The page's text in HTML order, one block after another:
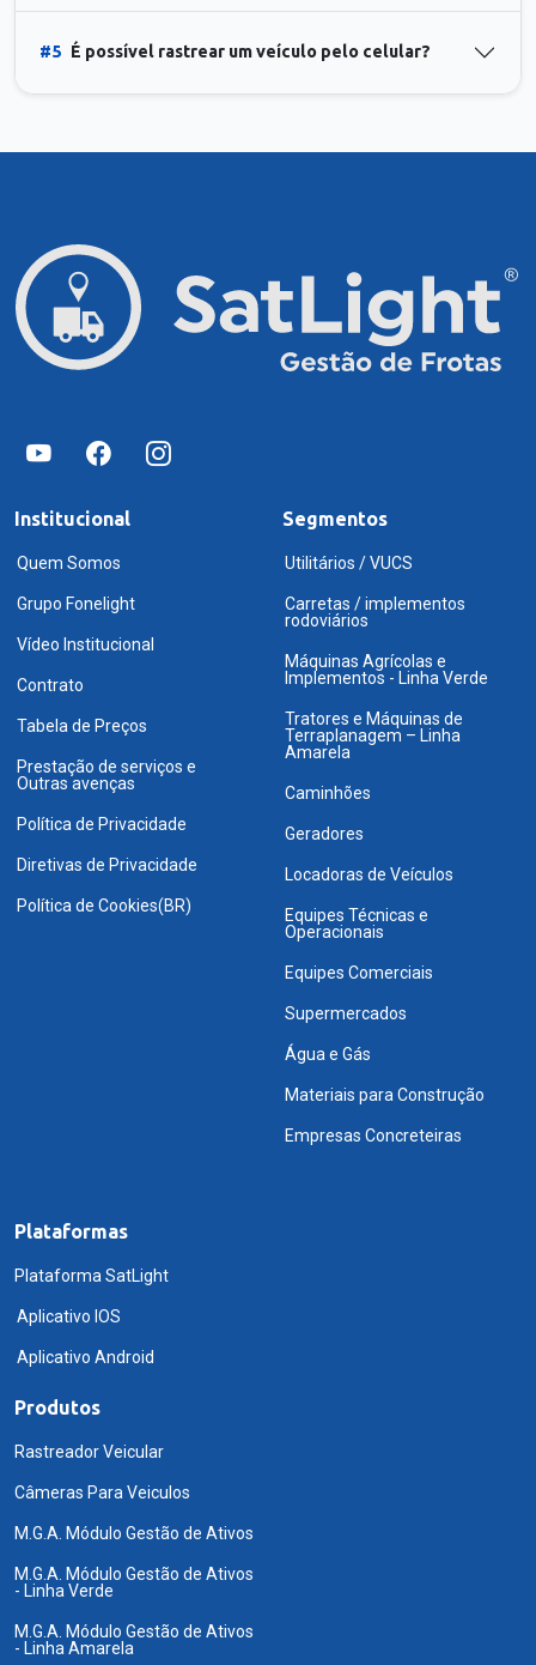
#5 É possível rastrear um veículo pelo celular?
Institucional
Quem Somos
Grupo Fonelight
Vídeo Institucional
Contrato
Tabela de Preços
Prestação de serviços e
Outras avenças
Política de Privacidade
Diretivas de Privacidade
Política de Cookies(BR)
Segmentos
Utilitários / VUCS
Carretas / implementos
rodoviários
Máquinas Agrícolas e
Implementos - Linha Verde
Tratores e Máquinas de
Terraplanagem – Linha
Amarela
Caminhões
Geradores
Locadoras de Veículos
Equipes Técnicas e
Operacionais
Equipes Comerciais
Supermercados
Água e Gás
Materiais para Construção
Empresas Concreteiras
Plataformas
Plataforma SatLight
Aplicativo IOS
Aplicativo Android
Produtos
Rastreador Veicular
Câmeras Para Veiculos
M.G.A. Módulo Gestão de Ativos
M.G.A. Módulo Gestão de Ativos
- Linha Verde
M.G.A. Módulo Gestão de Ativos
- Linha Amarela